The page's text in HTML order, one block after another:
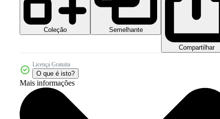
Coleção Semelhante
Compartilhar
Licença Gratuita
O que é isto?
Mais informações